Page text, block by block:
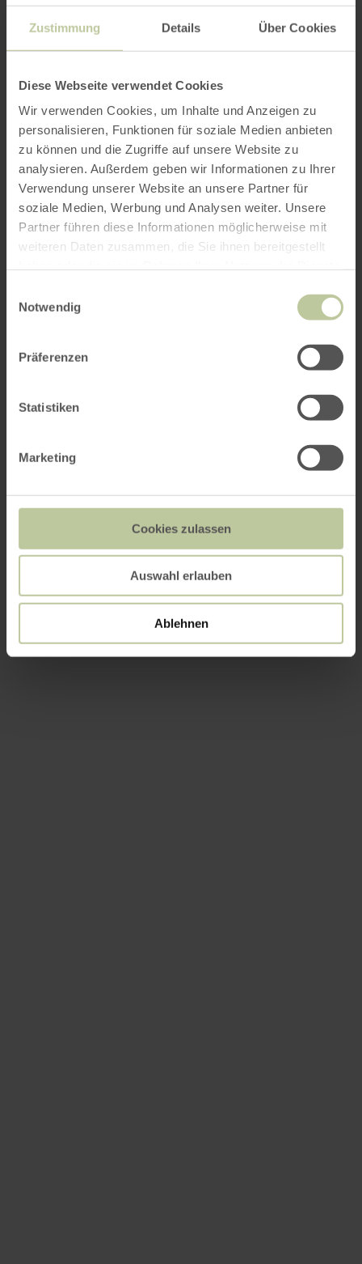
Zustimmung Details Über Cookies
Diese Webseite verwendet Cookies
Wir verwenden Cookies, um Inhalte und Anzeigen zu
personalisieren, Funktionen für soziale Medien anbieten
zu können und die Zugriffe auf unsere Website zu
analysieren. Außerdem geben wir Informationen zu Ihrer
Verwendung unserer Website an unsere Partner für
soziale Medien, Werbung und Analysen weiter. Unsere
Partner führen diese Informationen möglicherweise mit
weiteren Daten zusammen, die Sie ihnen bereitgestellt
Notwendig
Präferenzen
Statistiken
Marketing
Cookies zulassen
Auswahl erlauben
Ablehnen